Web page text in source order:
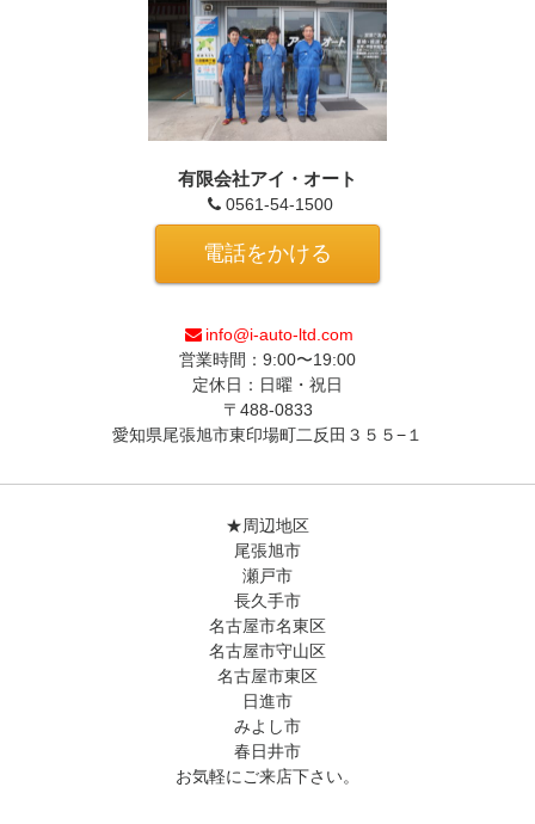
有限会社アイ・オート
0561-54-1500
電話をかける
info@i-auto-ltd.com
営業時間：9:00〜19:00
定休日：日曜・祝日
〒488-0833
愛知県尾張旭市東印場町二反田３５５−１
★周辺地区
尾張旭市
瀬戸市
長久手市
名古屋市名東区
名古屋市守山区
名古屋市東区
日進市
みよし市
春日井市
お気軽にご来店下さい。